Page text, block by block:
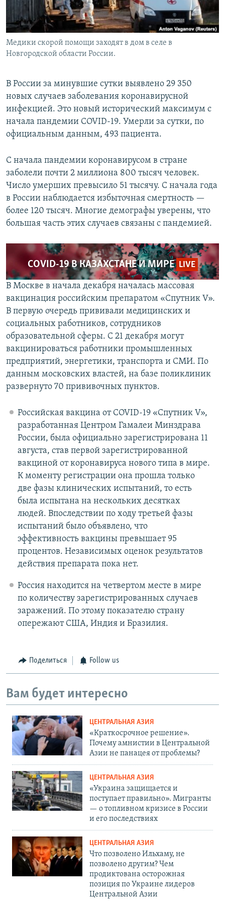
Медики скорой помощи заходят в дом в селе в
Новгородской области России.
В России за минувшие сутки выявлено 29 350
новых случаев заболевания коронавирусной
инфекцией. Это новый исторический максимум с
начала пандемии COVID-19. Умерли за сутки, по
официальным данным, 493 пациента.
С начала пандемии коронавирусом в стране
заболели почти 2 миллиона 800 тысяч человек.
Число умерших превысило 51 тысячу. С начала года
в России наблюдается избыточная смертность —
более 120 тысяч. Многие демографы уверены, что
большая часть этих случаев связаны с пандемией.
COVID-19 В КАЗАХСТАНЕ И МИРЕ LIVE
В Москве в начала декабря началась массовая
вакцинация российским препаратом «Спутник V».
В первую очередь прививали медицинских и
социальных работников, сотрудников
образовательной сферы. С 21 декабря могут
вакцинироваться работники промышленных
предприятий, энергетики, транспорта и СМИ. По
данным московских властей, на базе поликлиник
развернуто 70 прививочных пунктов.
Российская вакцина от COVID-19 «Спутник V»,
разработанная Центром Гамалеи Минздрава
России, была официально зарегистрирована 11
августа, став первой зарегистрированной
вакциной от коронавируса нового типа в мире.
К моменту регистрации она прошла только
две фазы клинических испытаний, то есть
была испытана на нескольких десятках
людей. Впоследствии по ходу третьей фазы
испытаний было объявлено, что
эффективность вакцины превышает 95
процентов. Независимых оценок результатов
действия препарата пока нет.
Россия находится на четвертом месте в мире
по количеству зарегистрированных случаев
заражений. По этому показателю страну
опережают США, Индия и Бразилия.
Поделиться Follow us
Вам будет интересно
ЦЕНТРАЛЬНАЯ АЗИЯ
«Краткосрочное решение».
Почему амнистии в Центральной
Азии не панацея от проблемы?
ЦЕНТРАЛЬНАЯ АЗИЯ
«Украина защищается и
поступает правильно». Мигранты
— о топливном кризисе в России
и его последствиях
ЦЕНТРАЛЬНАЯ АЗИЯ
Что позволено Ильхаму, не
позволено другим? Чем
продиктована осторожная
позиция по Украине лидеров
Центральной Азии